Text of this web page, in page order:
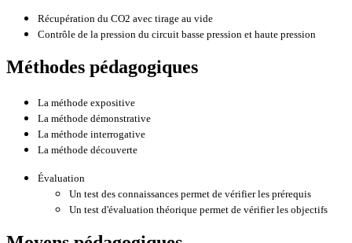
Récupération du CO2 avec tirage au vide
Contrôle de la pression du circuit basse pression et haute pression
Méthodes pédagogiques
La méthode expositive
La méthode démonstrative
La méthode interrogative
La méthode découverte
Évaluation
Un test des connaissances permet de vérifier les prérequis
Un test d'évaluation théorique permet de vérifier les objectifs